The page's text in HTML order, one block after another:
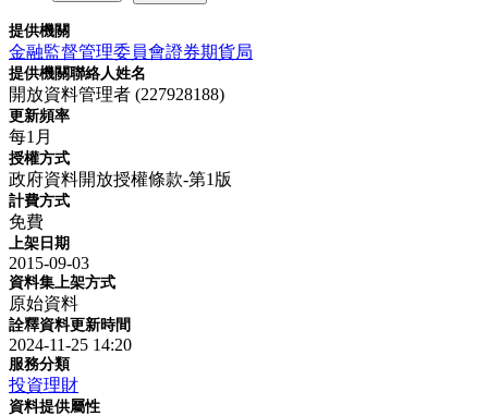
提供機關
金融監督管理委員會證券期貨局
提供機關聯絡人姓名
開放資料管理者 (227928188)
更新頻率
每1月
授權方式
政府資料開放授權條款-第1版
計費方式
免費
上架日期
2015-09-03
資料集上架方式
原始資料
詮釋資料更新時間
2024-11-25 14:20
服務分類
投資理財
資料提供屬性